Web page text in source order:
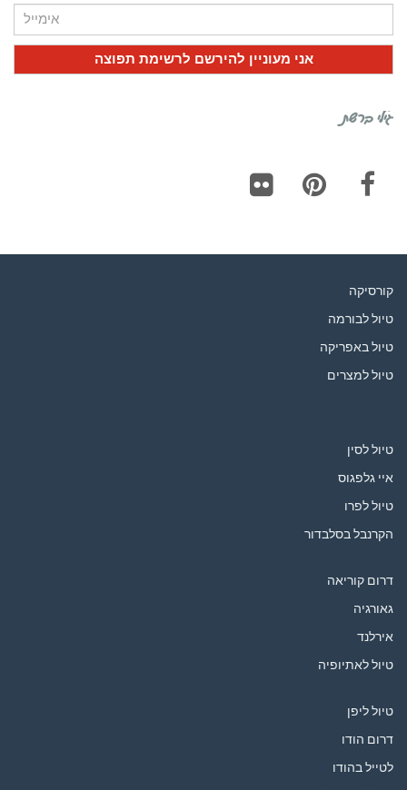
גילי ברשת
קורסיקה
טיול לבורמה
טיול באפריקה
טיול למצרים
טיול לסין
איי גלפגוס
טיול לפרו
הקרנבל בסלבדור
דרום קוריאה
גאורגיה
אירלנד
טיול לאתיופיה
טיול ליפן
דרום הודו
לטייל בהודו